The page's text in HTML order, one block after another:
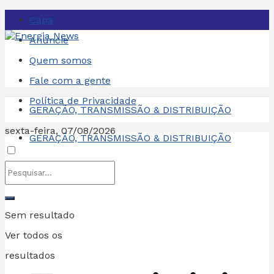
Capa
Anuncie
Quem somos
Fale com a gente
Política de Privacidade
sexta-feira, 07/08/2026
Sem resultado
Ver todos os
resultados
GERAÇÃO, TRANSMISSÃO & DISTRIBUIÇÃO
GERAÇÃO, TRANSMISSÃO & DISTRIBUIÇÃO